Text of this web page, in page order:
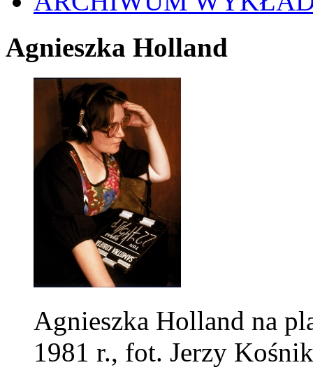
Agnieszka Holland
Agnieszka Holland na
1981 r., fot. Jerzy